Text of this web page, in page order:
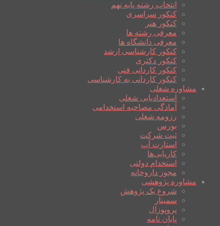
انتخاب رشته پایه نهم
کنکور سراسری
کنکور هنر
معرفی رشته ها
معرفی دانشگاه ها
کنکور کارشناسی ارشد
کنکور دکتری
کنکور کاردانی فنی
کنکور کاردانی به کارشناسی
مشاوره شغلی
استعدادیابی شغلی
آمادگی مصاحبه استخدامی
رزومه شغلی
بورس
ثبت شرکت
استارت آپ
کاریابی‌ها
استخدام دولتی
مجوز داروخانه
مشاوره پژوهشی
شروع یک پژوهش
سمینار
پروپوزال
پایان نامه